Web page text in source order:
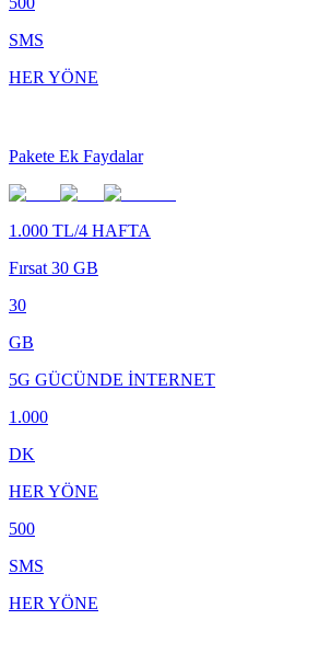
SMS
HER YÖNE
Pakete Ek Faydalar
1.000 TL/4 HAFTA
Fırsat 30 GB
30
GB
5G GÜCÜNDE İNTERNET
1.000
DK
HER YÖNE
500
SMS
HER YÖNE